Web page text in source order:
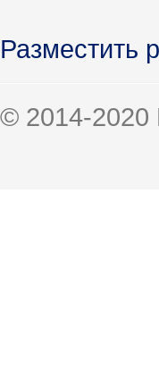
Разместить
© 2014-2020